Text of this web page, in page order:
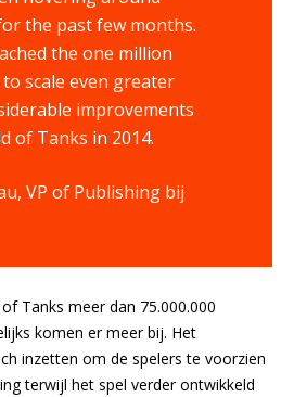
the past few months.
the one million
scale even greater
improvements
of Tanks in 2014.
VP of Publishing bij
Tanks meer dan 75.000.000
komen er meer bij. Het
inzetten om de spelers te voorzien
terwijl het spel verder ontwikkeld